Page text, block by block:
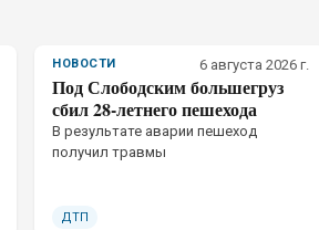
НОВОСТИ 6 августа 2026 г.
Под Слободским большегруз
сбил 28-летнего пешехода
В результате аварии пешеход
получил травмы
ДТП